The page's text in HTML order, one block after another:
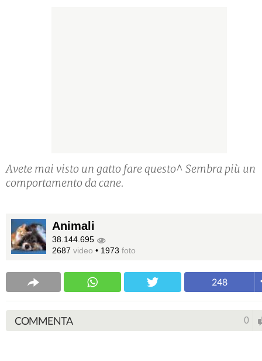
Avete mai visto un gatto fare questo^ Sembra più un
comportamento da cane.
Animali
38.144.695
2687 video • 1973 foto
248
COMMENTA 0